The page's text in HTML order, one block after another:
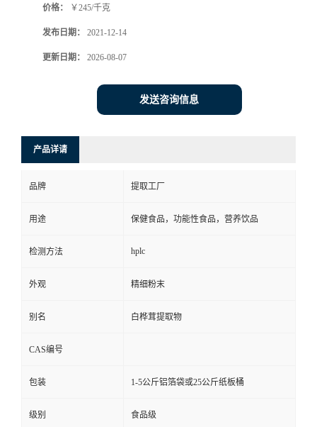
价格： ￥245/千克
发布日期： 2021-12-14
更新日期： 2026-08-07
发送咨询信息
产品详请
品牌 提取工厂
用途 保健食品，功能性食品，营养饮品
检测方法 hplc
外观 精细粉末
别名 白桦茸提取物
CAS编号
包装 1-5公斤铝箔袋或25公斤纸板桶
级别 食品级